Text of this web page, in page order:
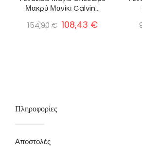
Μακρύ Μανίκι Calvin...
154,90 € 108,43 €
Πληροφορίες
Αποστολές